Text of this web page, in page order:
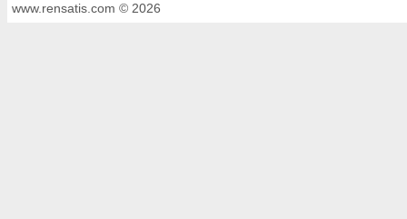
www.rensatis.com © 2026